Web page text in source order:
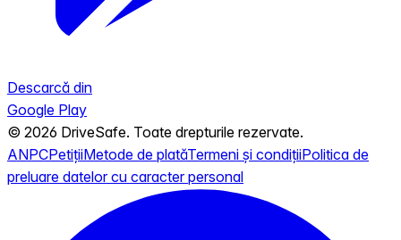
Descarcă din
Google Play
© 2026 DriveSafe. Toate drepturile rezervate.
ANPCPetițiiMetode de platăTermeni și condițiiPolitica de
preluare datelor cu caracter personal